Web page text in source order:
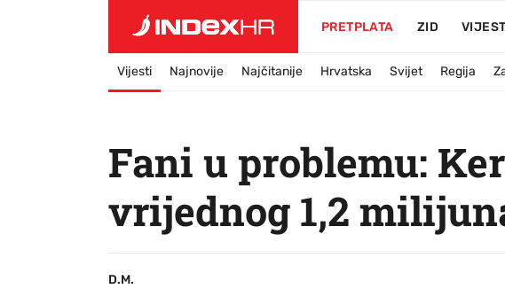
PRETPLATA ZID
Vijesti Najnovije Najčitanije Hrvatska Svijet Regija
Fani u problemu:
vrijednog 1,2
D.M.